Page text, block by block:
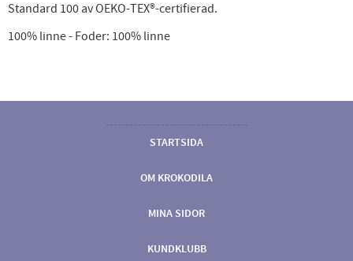
Standard 100 av OEKO-TEX®-certifierad.
100% linne - Foder: 100% linne
STARTSIDA
OM KROKODILA
MINA SIDOR
KUNDKLUBB